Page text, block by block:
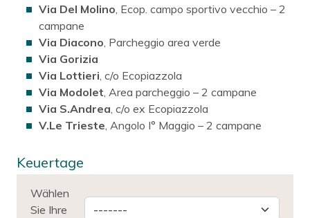
Via Del Molino , Ecop. campo sportivo vecchio – 2
campane
Via Diacono , Parcheggio area verde
Via Gorizia
Via Lottieri , c/o Ecopiazzola
Via Modolet , Area parcheggio – 2 campane
Via S.Andrea , c/o ex Ecopiazzola
V.Le Trieste , Angolo I° Maggio – 2 campane
Keuertage
Wählen
Sie Ihre